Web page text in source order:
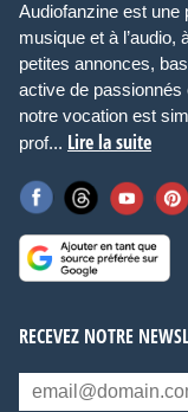
Audiofanzine est une
musique et à
petites annonces,
active de passionnés
notre vocation est
prof... Lire la suite
RECEVEZ NOTRE